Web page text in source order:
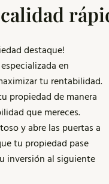
destaque!
en
tu rentabilidad.
propiedad de manera
que mereces.
y abre las puertas a
tu propiedad pase
inversión al siguiente